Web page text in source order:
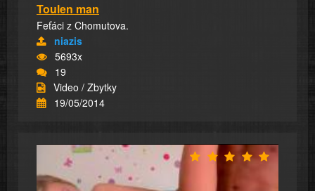
Toulen man
Feťáci z Chomutova.
niazis
5693x
19
Video / Zbytky
19/05/2014